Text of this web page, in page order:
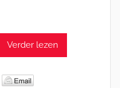
Verder lezen